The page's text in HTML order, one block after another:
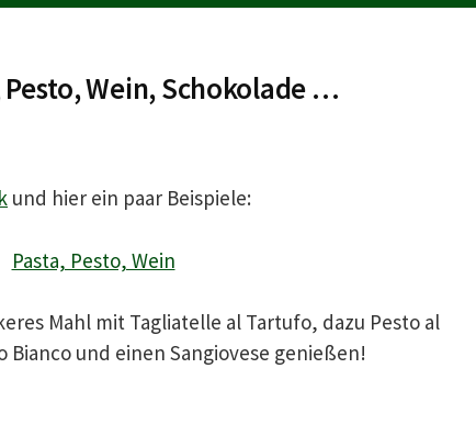
Pesto, Wein, Schokolade …
und hier ein paar Beispiele:
Pasta, Pesto, Wein
Mahl mit Tagliatelle al Tartufo, dazu Pesto al
Bianco und einen Sangiovese genießen!